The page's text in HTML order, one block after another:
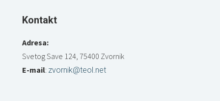
Kontakt
Adresa:
Svetog Save 124, 75400 Zvornik
E-mail: zvornik@teol.net